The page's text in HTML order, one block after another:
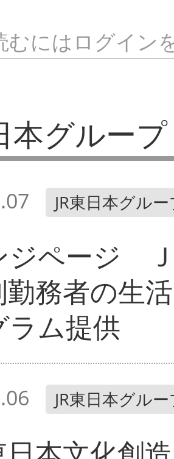
むにはログイン
本グループ
JR東日本グル
ジページ
務者の生
ラム提供
JR東日本グル